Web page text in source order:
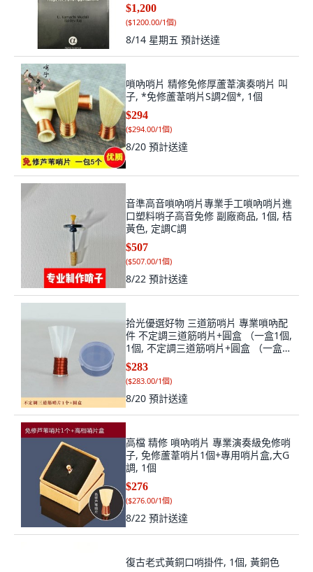
$1,200
($1200.00/1個)
8/14 星期五 預計送達
嗩吶哨片 精修免修厚蘆葦演奏哨片 叫
子, *免修蘆葦哨片S調2個*, 1個
$294
($294.00/1個)
8/20 預計送達
音準高音嗩吶哨片專業手工嗩吶哨片進
口塑料哨子高音免修 副廠商品, 1個, 桔
黃色, 定調C調
$507
($507.00/1個)
8/22 預計送達
拾光優選好物 三道筋哨片 專業嗩吶配
件 不定調三道筋哨片+圓盒 （一盒1個,
1個, 不定調三道筋哨片+圓盒 （一盒1
個,哨座0.3
$283
($283.00/1個)
8/20 預計送達
高檔 精修 嗩吶哨片 專業演奏級免修哨
子, 免修蘆葦哨片1個+專用哨片盒,大G
調, 1個
$276
($276.00/1個)
8/22 預計送達
復古老式黃銅口哨掛件, 1個, 黃銅色